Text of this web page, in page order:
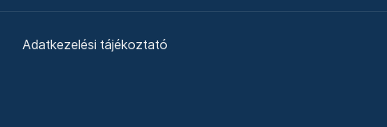
Adatkezelési tájékoztató